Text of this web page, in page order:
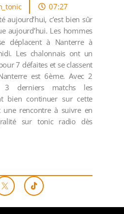
07:27
aujourd’hui, c’est bien sûr
aujourd’hui. Les hommes
déplacent à Nanterre à
Les chalonnais ont un
7 défaites et se classent
est 6ème. Avec 2
derniers matchs les
bien continuer sur cette
une rencontre à suivre en
sur tonic radio dès